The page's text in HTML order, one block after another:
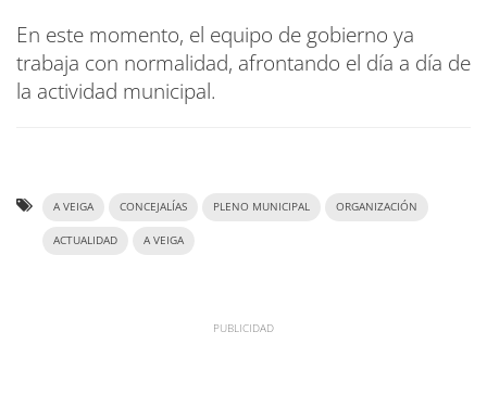
En este momento, el equipo de gobierno ya
trabaja con normalidad, afrontando el día a día de
la actividad municipal.
A VEIGA CONCEJALÍAS PLENO MUNICIPAL ORGANIZACIÓN
ACTUALIDAD A VEIGA